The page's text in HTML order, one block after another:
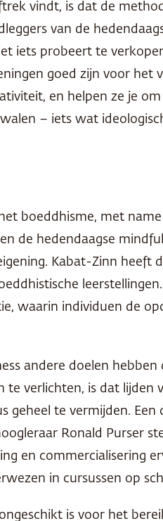
vindt, is dat de
van de
iets probeert te
goed zijn voor het
en helpen ze je om
– iets wat
boeddhisme, met
de hedendaagse
Kabat-Zinn heeft
waarin individuen de
andere doelen
verlichten, is dat
te vermijden.
Ronald Purser
en commercialisering
in cursussen op
is voor het